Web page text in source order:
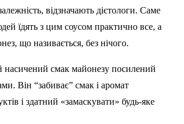
відзначають дієтологи. Саме
їдять з цим соусом практично все, а
що називається, без нічого.
насичений смак майонезу посилений
Він “забиває” смак і аромат
і здатний «замаскувати» будь-яке